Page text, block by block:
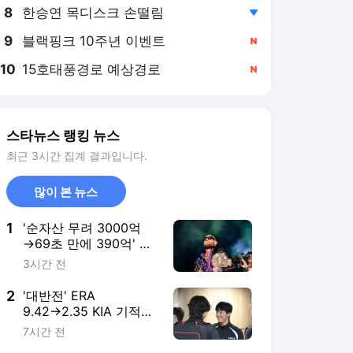
8 한승연 목디스크 손떨림
9 블랙핑크 10주년 이벤트
10 15호태풍경로 예상경로
스타뉴스 랭킹 뉴스
최근 3시간 집계 결과입니다.
많이 본 뉴스
1
'순자산 무려 3000억
→69초 만에 390억' 맥
그리거, 절대 은퇴 없다
는..."
3시간 전
2 '대반전' ERA
9.42→2.35 KIA 기적의
'이 투수' 폭염 속 대도
7시간 전